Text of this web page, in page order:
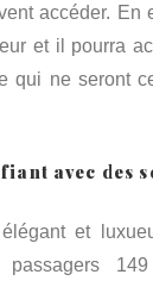
accéder. En
et il pourra
qui ne seront
avec des
et
passagers